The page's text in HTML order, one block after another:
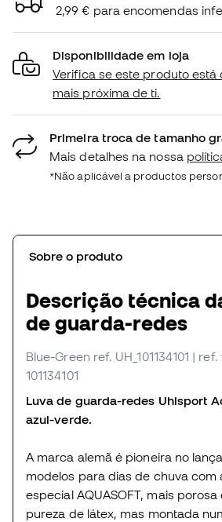
2,99 € para encomendas
Disponibilidade em loja
Verifica se este produto está
mais próxima de ti.
Primeira troca de tamanho
Mais detalhes na nossa
*Não aplicável a productos
Sobre o produto
Descrição técnica
de guarda-redes
Blue-Green ref. UH_101134101 | ref.
101134101
Luva de guarda-redes Uhlsport
azul-verde.
A marca alemã é pioneira no
modelos para dias de chuva com
especial AQUASOFT, mais
pureza de látex, mas montada